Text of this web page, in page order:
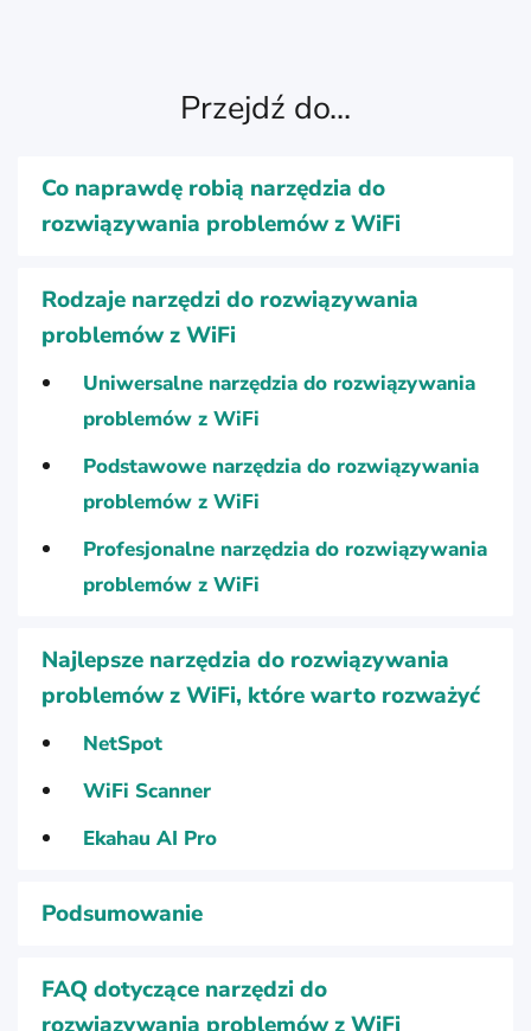
Przejdź do...
Co naprawdę robią narzędzia do
rozwiązywania problemów z WiFi
Rodzaje narzędzi do rozwiązywania
problemów z WiFi
Uniwersalne narzędzia do rozwiązywania
problemów z WiFi
Podstawowe narzędzia do rozwiązywania
problemów z WiFi
Profesjonalne narzędzia do rozwiązywania
problemów z WiFi
Najlepsze narzędzia do rozwiązywania
problemów z WiFi, które warto rozważyć
NetSpot
WiFi Scanner
Ekahau AI Pro
Podsumowanie
FAQ dotyczące narzędzi do